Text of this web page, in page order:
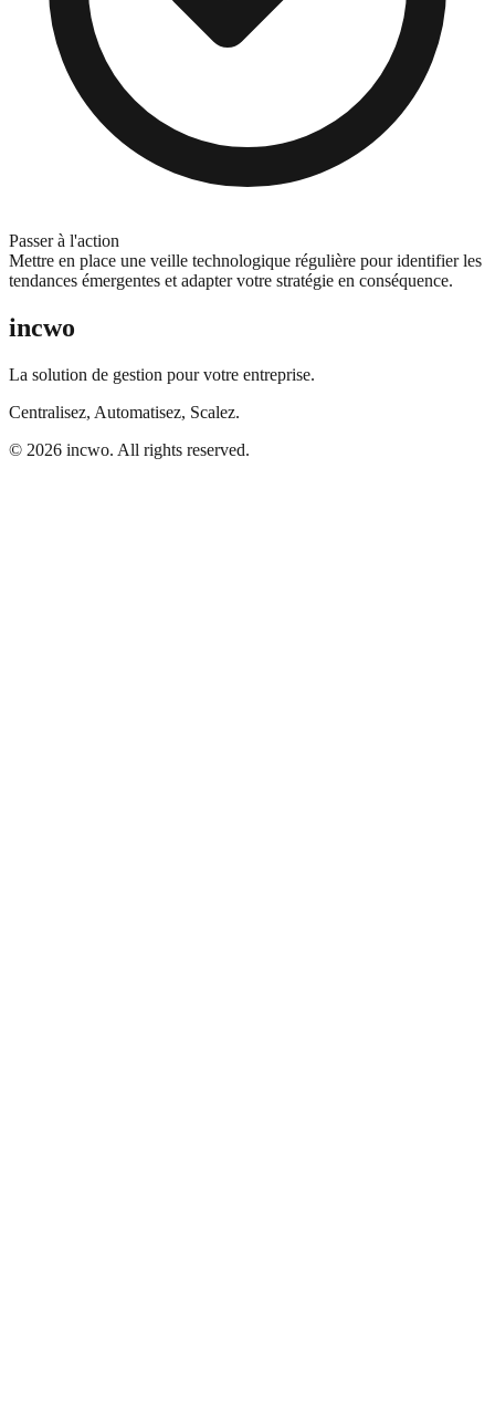
Passer à l'action
Mettre en place une veille technologique régulière pour identifier les
tendances émergentes et adapter votre stratégie en conséquence.
incwo
La solution de gestion pour votre entreprise.
Centralisez, Automatisez, Scalez.
© 2026 incwo. All rights reserved.